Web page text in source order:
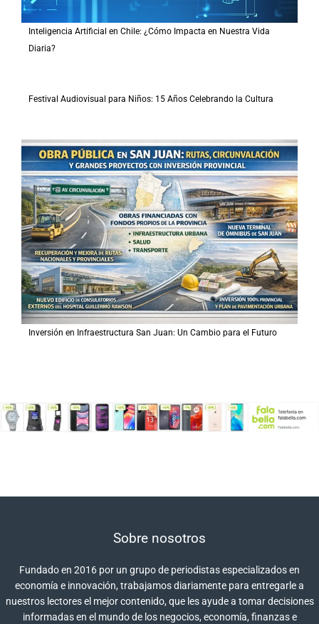
Inteligencia Artificial en Chile: ¿Cómo Impacta en Nuestra Vida
Diaria?
Festival Audiovisual para Niños: 15 Años Celebrando la Cultura
Inversión en Infraestructura San Juan: Un Cambio para el Futuro
Sobre nosotros
Fundado en 2016 por un grupo de periodistas especializados en
economía e innovación, trabajamos diariamente para entregarle a
nuestros lectores el mejor contenido, que les ayude a tomar decisiones
informadas en el mundo de los negocios, economía, finanzas e